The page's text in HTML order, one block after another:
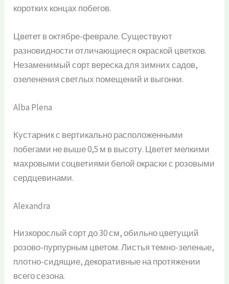
коротких концах побегов.
Цветет в октябре-феврале. Существуют
разновидности отличающиеся окраской цветков.
Незаменимый сорт вереска для зимних садов,
озеленения светлых помещений и выгонки.
Alba Plena
Кустарник с вертикально расположенными
побегами не выше 0,5 м в высоту. Цветет мелкими
махровыми соцветиями белой окраски с розовыми
сердцевинами.
Alexandra
Низкорослый сорт до 30 см, обильно цветущий
розово-пурпурным цветом. Листья темно-зеленые,
плотно-сидящие, декоративные на протяжении
всего сезона.